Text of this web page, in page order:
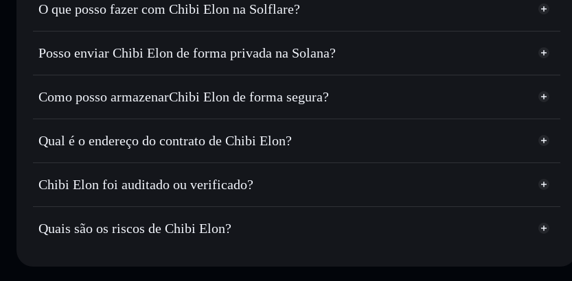
O que posso fazer com Chibi Elon na Solflare?
Chibi Elon
Carteira Solflare
Trocar instantaneamente— trocar CHIBIELON por SOL, USDC ou milhares de outros tokens Solana com
Utilizar DCA— investir de forma faseada ao longo do tempo em CHIBIELON
Enviar de forma privada— transferir CHIBIELON sem associar publicamente as carteiras usando o Agregador de
Privacidade integrado da Solflare
Posso enviar Chibi Elon de forma privada na Solana?
Agregador de Privacidade
Como posso armazenarChibi Elon de forma segura?
Chibi Elon carteira não-custodial Solflare
Qual é o endereço do contrato de Chibi Elon?
Chibi Elon
FcbU1oom7oiGQjNcV6qJodrNPmUX5LLs84ZUkHDzo9H7
Carteira Solflare
Chibi Elon foi auditado ou verificado?
Chibi Elon não está verificado
Quais são os riscos de Chibi Elon?